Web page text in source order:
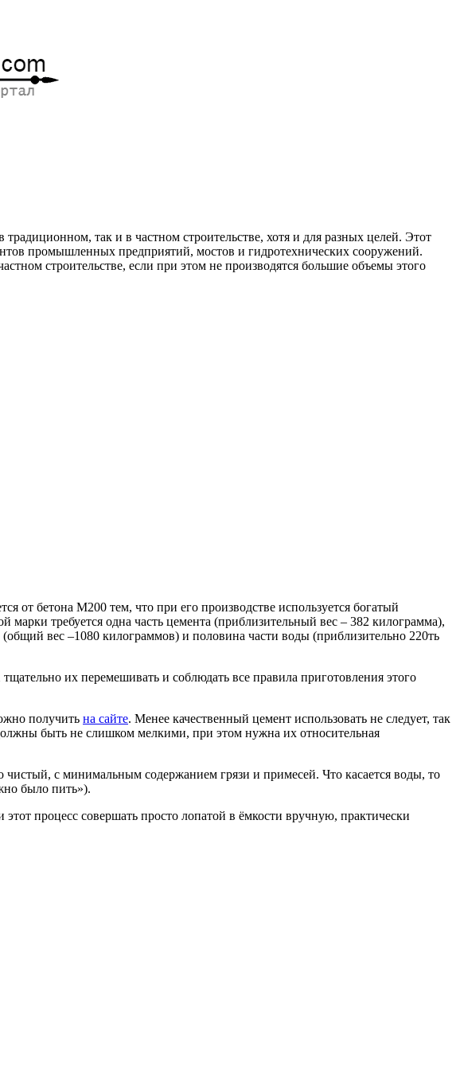
так и в частном строительстве, хотя и для разных целей. Этот
промышленных предприятий, мостов и гидротехнических сооружений.
строительстве, если при этом не производятся большие объемы этого
от бетона М200 тем, что при его производстве используется богатый
марки требуется одна часть цемента (приблизительный вес – 382 килограмма),
вес –1080 килограммов) и половина части воды (приблизительно 220ть
их перемешивать и соблюдать все правила приготовления этого
получить на сайте. Менее качественный цемент использовать не следует, так
быть не слишком мелкими, при этом нужна их относительная
с минимальным содержанием грязи и примесей. Что касается воды, то
было пить»).
процесс совершать просто лопатой в ёмкости вручную, практически